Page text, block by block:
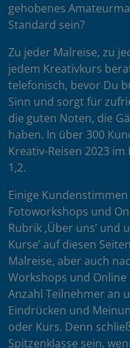
gehobenes
Standard sein?
Zu jeder Malreise, zu
jedem Kreativkurs
telefonisch, bevor Du
Sinn und sorgt für
die guten Noten, die
haben. In über 300
Kreativ-Reisen 2023
1,2.
Einige
Fotoworkshops und
Rubrik ‚Über uns’ und
Kurse’ auf diesen
Malreise, aber auch
Workshops und
Anzahl Teilnehmer an
Eindrücken und
oder Kurs. Denn
Spitzenklasse sein,